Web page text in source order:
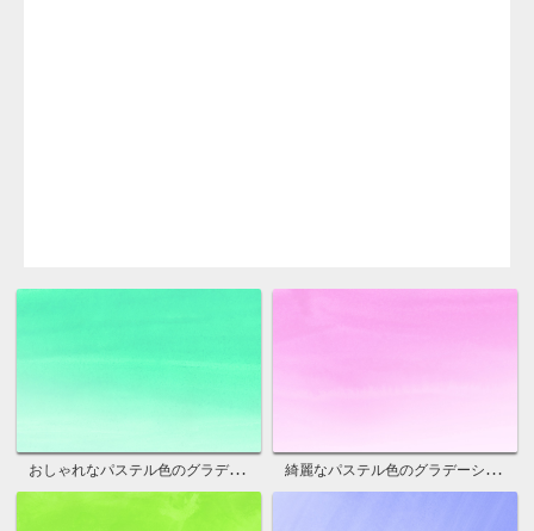
おしゃれなパステル色のグラデーション背景 綺麗なパステル色のグラデーション写真